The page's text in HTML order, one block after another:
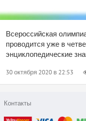
Всероссийская
проводится уже в
энциклопедические
30 октября 2020 в 22:53
Контакты